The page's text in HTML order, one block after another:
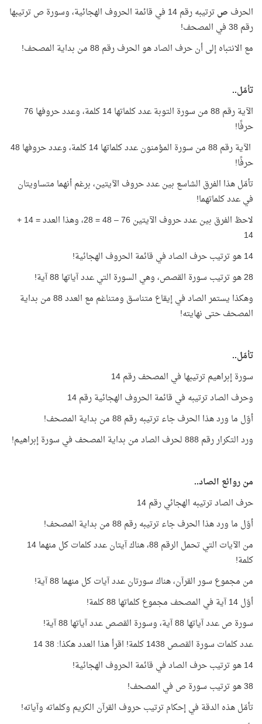
الحرف ص
ترتيبه رقم 14 في قائمة الحروف الهجائية، وسورة ص ترتيبها
رقم 38 في المصحف!
مع الانتباه إلى أن حرف الصاد هو الحرف رقم 88 من بداية المصحف!
تأمّل..
الآية رقم 88 من سورة التوبة عدد كلماتها 14 كلمة، وعدد حروفها 76
حرفًا!
الآية رقم 88 من سورة المؤمنون عدد كلماتها 14 كلمة، وعدد حروفها 48
حرفًا!
تأمّل هذا الفرق الشاسع بين عدد حروف الآيتين، برغم أنهما متساويتان
في عدد كلماتهما!
لاحظ الفرق بين عدد حروف الآيتين 76 – 48 = 28، وهذا العدد = 14 +
14
14 هو ترتيب حرف الصاد في قائمة الحروف الهجائية!
28 هو ترتيب سورة القصص، وهي السورة التي عدد آياتها 88 آية!
وهكذا يستمر الصاد في إيقاع متناسق ومتناغم مع العدد 88 من بداية
المصحف حتى نهايته!
تأمّل..
سورة إبراهيم ترتيبها في المصحف رقم 14
وحرف الصاد ترتيبه في قائمة الحروف الهجائية رقم 14
أوّل ما ورد هذا الحرف جاء ترتيبه رقم 88 من بداية المصحف!
ورد التكرار رقم 888 لحرف الصاد من بداية المصحف في سورة إبراهيم!
من روائع الصاد..
حرف الصاد ترتيبه الهجائي رقم 14
أوّل ما ورد هذا الحرف جاء ترتيبه رقم 88 من بداية المصحف!
من الآيات التي تحمل الرقم 88، هناك آيتان عدد كلمات كل منهما 14
كلمة!
من مجموع سور القرآن، هناك سورتان عدد آيات كل منهما 88 آية!
أوّل 14 آية في المصحف مجموع كلماتها 88 كلمة!
سورة ص عدد آياتها 88 آية، وسورة القصص عدد آياتها 88 آية!
عدد كلمات سورة القصص 1438 كلمة! اقرأ هذا العدد هكذا: 38 14
14 هو ترتيب حرف الصاد في قائمة الحروف الهجائية!
38 هو ترتيب سورة ص في المصحف!
تأمّل هذه الدقة في إحكام ترتيب حروف القرآن الكريم وكلماته وآياته!